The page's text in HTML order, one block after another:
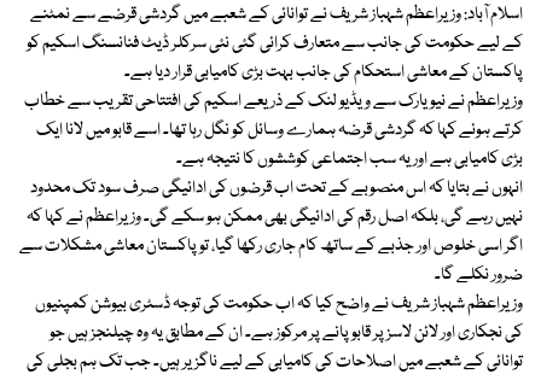
اسلام آباد: وزیراعظم شہباز شریف نے توانائی کے شعبے میں گردشی قرضے سے نمٹنے
کے لیے حکومت کی جانب سے متعارف کرائی گئی نئی سرکلر ڈیٹ فنانسنگ اسکیم کو
پاکستان کے معاشی استحکام کی جانب بہت بڑی کامیابی قرار دیا ہے۔
وزیراعظم نے نیویارک سے ویڈیو لنک کے ذریعے اسکیم کی افتتاحی تقریب سے خطاب
کرتے ہوئے کہا کہ گردشی قرضہ ہمارے وسائل کو نگل رہا تھا۔ اسے قابو میں لانا ایک
بڑی کامیابی ہے اور یہ سب اجتماعی کوششوں کا نتیجہ ہے۔
انہوں نے بتایا کہ اس منصوبے کے تحت اب قرضوں کی ادائیگی صرف سود تک محدود
نہیں رہے گی، بلکہ اصل رقم کی ادائیگی بھی ممکن ہو سکے گی۔ وزیراعظم نے کہا کہ
اگر اسی خلوص اور جذبے کے ساتھ کام جاری رکھا گیا، تو پاکستان معاشی مشکلات سے
ضرور نکلے گا۔
وزیراعظم شہباز شریف نے واضح کیا کہ اب حکومت کی توجہ ڈسٹری بیوشن کمپنیوں
کی نجکاری اور لائن لاسز پر قابو پانے پر مرکوز ہے۔ ان کے مطابق یہ وہ چیلنجز ہیں جو
توانائی کے شعبے میں اصلاحات کی کامیابی کے لیے ناگزیر ہیں۔ جب تک ہم بجلی کی